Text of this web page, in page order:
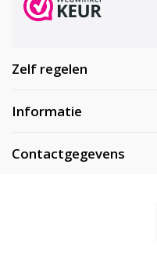
Zelf regelen
Informatie
Contactgegevens